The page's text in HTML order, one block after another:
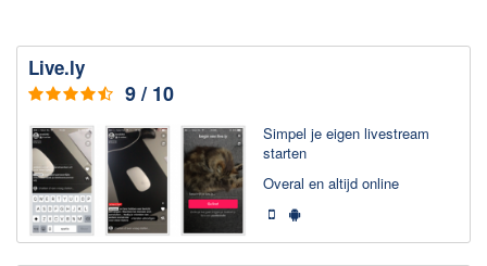
Onderhoud & Veiligheid
Computer opschonen
Veilig online
Productiviteit
Adresboek en contacten
Planning en organisatie
Live.ly
9 / 10
Simpel je eigen livestream
starten
Overal en altijd online